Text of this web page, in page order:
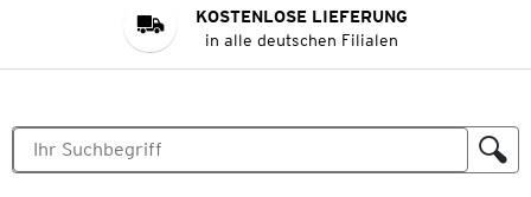
KOSTENLOSE LIEFERUNG
in alle deutschen Filialen